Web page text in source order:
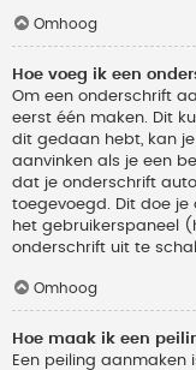
Omhoog
Hoe voeg ik een
Om een onderschrift
eerst één maken. Dit
dit gedaan hebt, kan
aanvinken als je een
dat je onderschrift
toegevoegd. Dit doe
het gebruikerspaneel
onderschrift uit te
Omhoog
Hoe maak ik een
Een peiling aanmaken